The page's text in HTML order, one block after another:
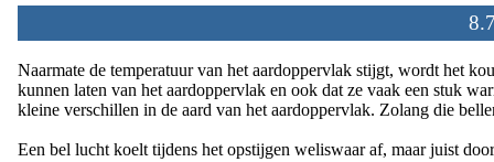
Naarmate de temperatuur van het aardoppervlak stijgt, wordt het
kunnen laten van het aardoppervlak en ook dat ze vaak een stuk
kleine verschillen in de aard van het aardoppervlak. Zolang die
Een bel lucht koelt tijdens het opstijgen weliswaar af, maar juist